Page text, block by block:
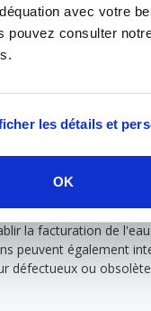
avec votre
pouvez consulter
les détails et
OK
COMPTEURS
sont généralement
strictes pour garantir
dans un nouveau
une relève. Ce
la facturation de
peuvent également
défectueux ou